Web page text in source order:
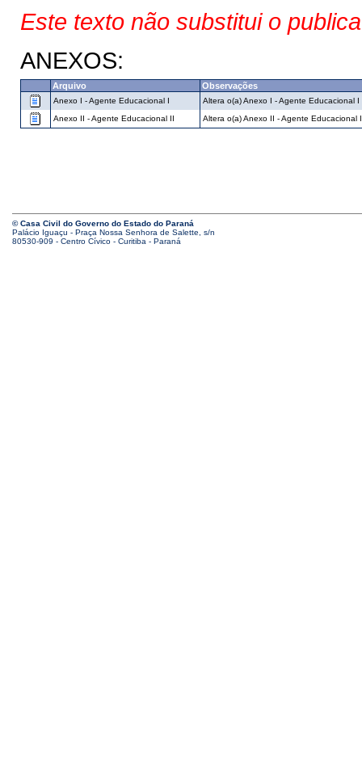
Este texto não substitui o
ANEXOS:
Arquivo Observações
Anexo I - Agente Educacional I
Altera o(a) Anexo I - Agente Educacional
Anexo II - Agente Educacional II
Altera o(a) Anexo II - Agente Educacional
© Casa Civil do Governo do Estado do Paraná
Palácio Iguaçu - Praça Nossa Senhora de Salette, s/n
80530-909 - Centro Cívico - Curitiba - Paraná